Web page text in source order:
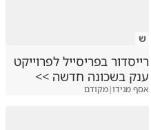
ש
רייסדור בפריסייל לפרוייקט
ענק בשכונה חדשה >>
אסף מגידו|מקודם